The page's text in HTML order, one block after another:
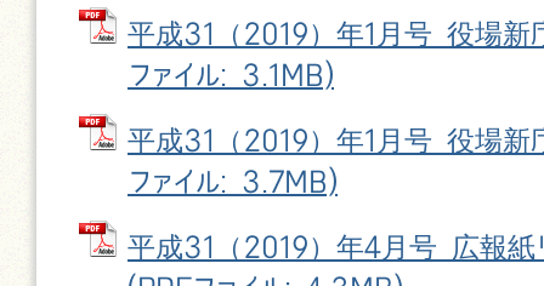
平成31（2019）年1月号 役場新
ファイル: 3.1MB)
平成31（2019）年1月号 役場新
ファイル: 3.7MB)
平成31（2019）年4月号 広報紙